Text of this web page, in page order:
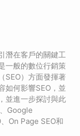
潛在客戶的關鍵工
一般的數位行銷策
SEO）方面發揮著
如何影響SEO，並
並進一步探討與此
Google
On Page SEO和